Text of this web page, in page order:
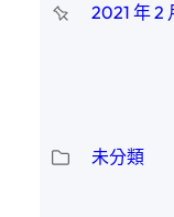
2021 年 2
未分類